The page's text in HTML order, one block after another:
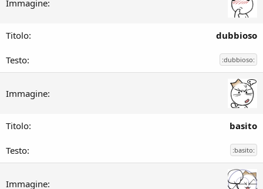
dubbioso
:dubbioso:
basito
:basito: